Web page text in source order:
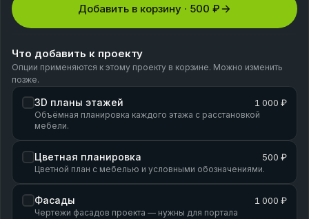
Добавить в корзину · 500 ₽
Что добавить к проекту
Опции применяются к этому проекту в корзине. Можно изменить
позже.
3D планы этажей 1 000 ₽
Объёмная планировка каждого этажа с расстановкой
мебели.
Цветная планировка 500 ₽
Цветной план с мебелью и условными обозначениями.
Фасады 1 000 ₽
Чертежи фасадов проекта — нужны для портала